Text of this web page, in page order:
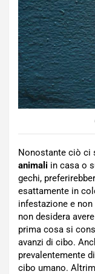
Nonostante ciò ci
animali in casa o
gechi,
esattamente in
infestazione e
non desidera
prima cosa si
avanzi di cibo.
prevalentemente
cibo umano.